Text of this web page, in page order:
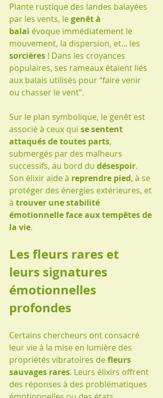
Plante rustique des landes balayées
par les vents, le genêt à
balai évoque immédiatement le
mouvement, la dispersion, et... les
sorcières ! Dans les croyances
populaires, ses rameaux étaient liés
aux balais utilisés pour “faire venir
ou chasser le vent”.
Sur le plan symbolique, le genêt est
associé à ceux qui se sentent
attaqués de toutes parts,
submergés par des malheurs
successifs, au bord du désespoir.
Son élixir aide à reprendre pied, à se
protéger des énergies extérieures, et
à trouver une stabilité
émotionnelle face aux tempêtes de
la vie.
Les fleurs rares et
leurs signatures
émotionnelles
profondes
Certains chercheurs ont consacré
leur vie à la mise en lumière des
propriétés vibratoires de fleurs
sauvages rares. Leurs élixirs offrent
des réponses à des problématiques